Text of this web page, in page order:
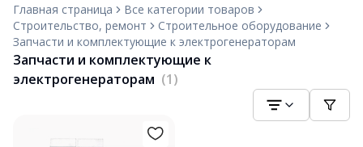
Главная страница
Все категории товаров
Строительство, ремонт
Строительное оборудование
Запчасти и комплектующие к электрогенераторам
Запчасти и комплектующие к
электрогенераторам (1)